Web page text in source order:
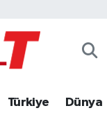
Türkiye Dünya